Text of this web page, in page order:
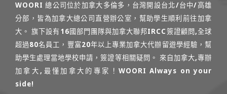
WOORI 總公司位於加拿大多倫多，台灣開設台北/台中/高雄
分部，皆為加拿大總公司直營辦公室，幫助學生順利前往加拿
大。 旗下設有16國部門團隊與加拿大聯邦IRCC簽證顧問,全球
超過80名員工，豐富20年以上專業加拿大代辦留遊學經驗，幫
助學生處理當地學校申請，簽證等相關疑問。 來自加拿大,專辦
加拿大,最懂加拿大的專家！WOORI Always on your
side!